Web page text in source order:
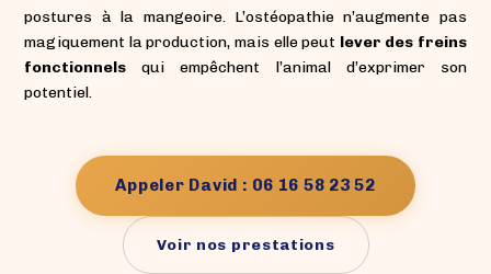
postures à la mangeoire. L’ostéopathie n’augmente pas
magiquement la production, mais elle peut lever des freins
fonctionnels qui empêchent l’animal d’exprimer son
potentiel.
Appeler David : 06 16 58 23 52
Voir nos prestations